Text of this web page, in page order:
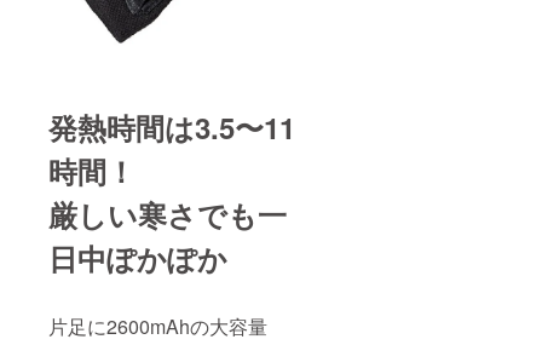
発熱時間は3.5〜11
時間！
厳しい寒さでも一
日中ぽかぽか
片足に2600mAhの大容量